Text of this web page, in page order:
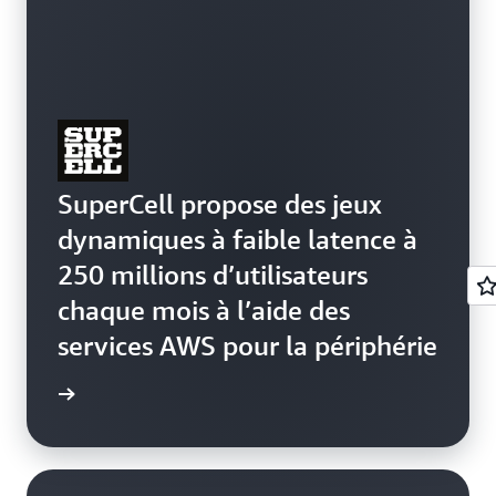
SuperCell propose des jeux
dynamiques à faible latence à
250 millions d’utilisateurs
chaque mois à l’aide des
services AWS pour la périphérie